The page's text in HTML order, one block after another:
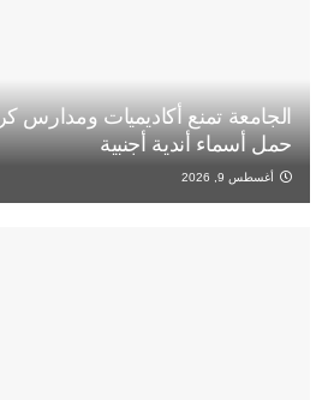
الجامعة تمنع أكاديميات ومدارس
حمل أسماء أندية أجنبية
أغسطس 9, 2026